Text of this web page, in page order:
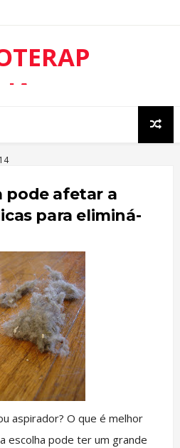
IA
RIA
pode afetar a
para eliminá-
aspirador? O que é melhor
escolha pode ter um grande